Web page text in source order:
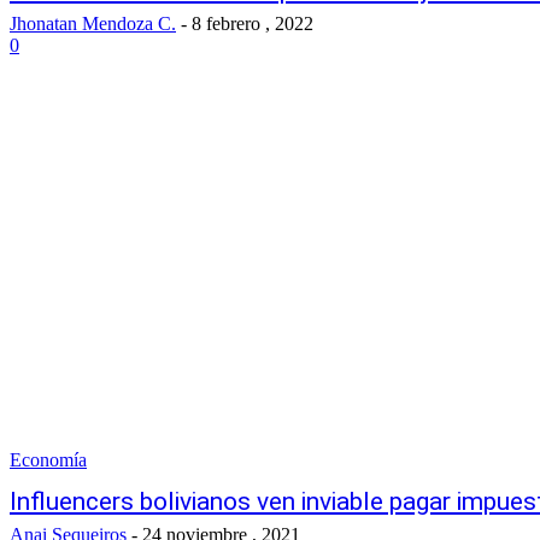
Jhonatan Mendoza C. - 8 febrero , 2022
0
Economía
Influencers bolivianos ven inviable pagar
Anai Sequeiros - 24 noviembre , 2021